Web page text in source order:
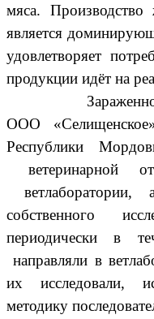
мяса. Производство
является
удовлетворяет
продукции идёт на
ООО
Республики
ветеринарной
собственного
периодически в
направляли в
их исследовали,
методику